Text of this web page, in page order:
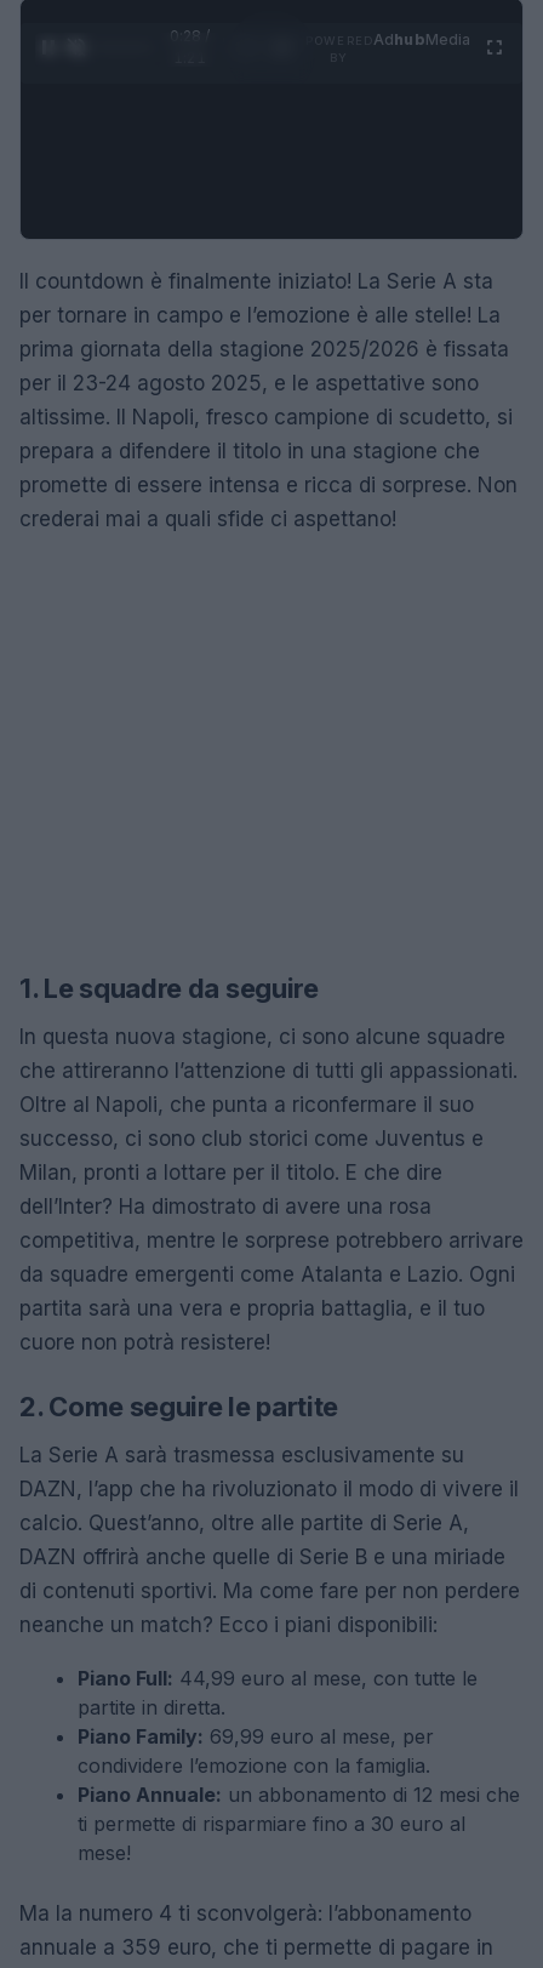
0:28 /
AdhubMedia
Il countdown è finalmente iniziato! La Serie A sta
per tornare in campo e l’emozione è alle stelle! La
prima giornata della stagione 2025/2026 è fissata
per il 23-24 agosto 2025, e le aspettative sono
altissime. Il Napoli, fresco campione di scudetto, si
prepara a difendere il titolo in una stagione che
promette di essere intensa e ricca di sorprese. Non
crederai mai a quali sfide ci aspettano!
1. Le squadre da seguire
In questa nuova stagione, ci sono alcune squadre
che attireranno l’attenzione di tutti gli appassionati.
Oltre al Napoli, che punta a riconfermare il suo
successo, ci sono club storici come Juventus e
Milan, pronti a lottare per il titolo. E che dire
dell’Inter? Ha dimostrato di avere una rosa
competitiva, mentre le sorprese potrebbero arrivare
da squadre emergenti come Atalanta e Lazio. Ogni
partita sarà una vera e propria battaglia, e il tuo
cuore non potrà resistere!
2. Come seguire le partite
La Serie A sarà trasmessa esclusivamente su
DAZN, l’app che ha rivoluzionato il modo di vivere il
calcio. Quest’anno, oltre alle partite di Serie A,
DAZN offrirà anche quelle di Serie B e una miriade
di contenuti sportivi. Ma come fare per non perdere
neanche un match? Ecco i piani disponibili:
Piano Full: 44,99 euro al mese, con tutte le
partite in diretta.
Piano Family: 69,99 euro al mese, per
condividere l’emozione con la famiglia.
Piano Annuale: un abbonamento di 12 mesi che
ti permette di risparmiare fino a 30 euro al
mese!
Ma la numero 4 ti sconvolgerà: l’abbonamento
annuale a 359 euro, che ti permette di pagare in